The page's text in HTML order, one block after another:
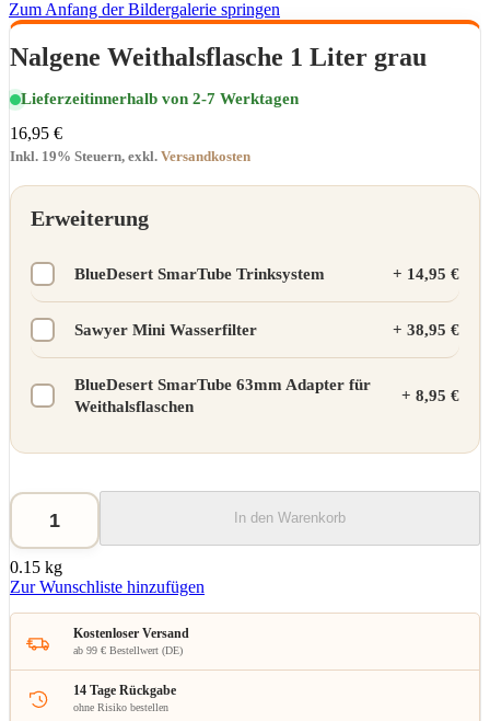
Zum Anfang der Bildergalerie springen
Nalgene Weithalsflasche 1 Liter grau
Lieferzeitinnerhalb von 2-7 Werktagen
16,95 €
Inkl. 19% Steuern, exkl. Versandkosten
Erweiterung
BlueDesert SmarTube Trinksystem + 14,95 €
Sawyer Mini Wasserfilter + 38,95 €
BlueDesert SmarTube 63mm Adapter für
Weithalsflaschen
+ 8,95 €
In den Warenkorb
0.15 kg
Zur Wunschliste hinzufügen
Kostenloser Versand
ab 99 € Bestellwert (DE)
14 Tage Rückgabe
ohne Risiko bestellen